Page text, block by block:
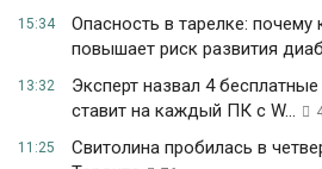
15:34
Опасность в тарелке: почему
повышает риск развития
13:32
Эксперт назвал 4
ставит на каждый ПК с W...
11:25
Свитолина пробилась в